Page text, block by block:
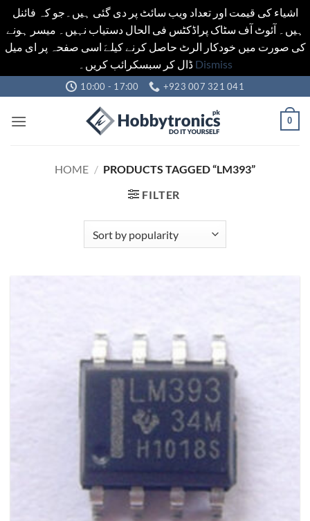
اشیاء کی قیمت اور تعداد ویب سائٹ پر دی گئی ہیں۔جو کہ فائنل
ہیں۔ آئوٹ آف سٹاک پراڈکٹس فی الحال دستیاب نہیں۔ میسر ہونے
کی صورت میں خودکار الرٹ حاصل کرنے کیلےَ اسی صفحہ پر ای میل
ڈال کر سبسکرائب کریں۔ Dismiss
to
content
10:00 - 17:00 +923 007 321 041
0
HOME / PRODUCTS TAGGED “LM393”
FILTER